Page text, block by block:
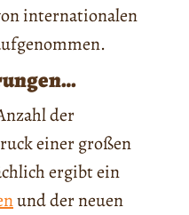
internationalen
der
einer großen
ergibt ein
und der neuen